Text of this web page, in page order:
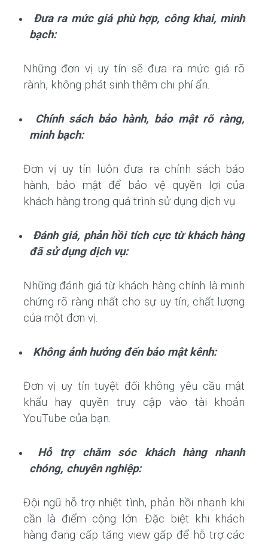
Đưa ra mức giá phù hợp, công khai, minh
bạch:
Những đơn vị uy tín sẽ đưa ra mức giá rõ
rành, không phát sinh thêm chi phí ẩn.
Chính sách bảo hành, bảo mật rõ ràng,
minh bạch:
Đơn vị uy tín luôn đưa ra chính sách bảo
hành, bảo mật để bảo vệ quyền lợi của
khách hàng trong quá trình sử dụng dịch vụ.
Đánh giá, phản hồi tích cực từ khách hàng
đã sử dụng dịch vụ:
Những đánh giá từ khách hàng chính là minh
chứng rõ ràng nhất cho sự uy tín, chất lượng
của một đơn vị.
Không ảnh hưởng đến bảo mật kênh:
Đơn vị uy tín tuyệt đối không yêu cầu mật
khẩu hay quyền truy cập vào tài khoản
YouTube của bạn.
Hỗ trợ chăm sóc khách hàng nhanh
chóng, chuyên nghiệp:
Đội ngũ hỗ trợ nhiệt tình, phản hồi nhanh khi
cần là điểm cộng lớn. Đặc biệt khi khách
hàng đang cấp tăng view gấp để hỗ trợ các